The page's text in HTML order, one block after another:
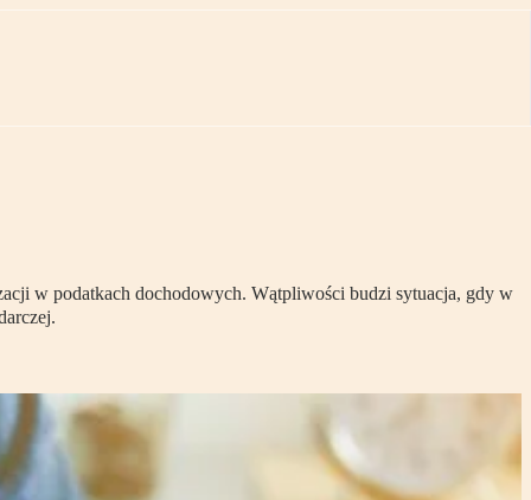
w podatkach dochodowych. Wątpliwości budzi sytuacja, gdy w